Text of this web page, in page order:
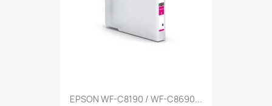
EPSON WF-C8190 / WF-C8690...